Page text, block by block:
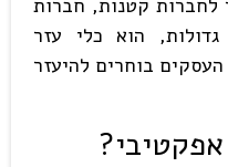
לחברות קטנות, חברות
הוא כלי עזר
העסקים בוחרים להיעזר
אפקטיבי?